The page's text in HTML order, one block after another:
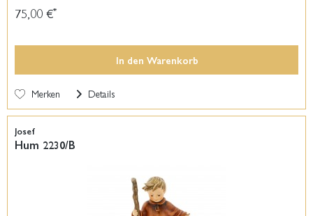
75,00 €*
In den Warenkorb
Merken Details
Josef
Hum 2230/B